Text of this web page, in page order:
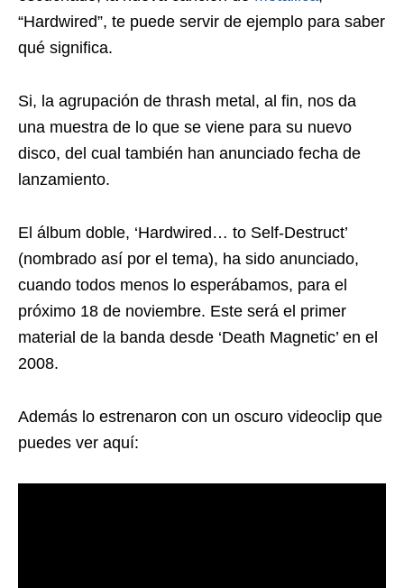
“Hardwired”, te puede servir de ejemplo para saber
qué significa.
Si, la agrupación de thrash metal, al fin, nos da
una muestra de lo que se viene para su nuevo
disco, del cual también han anunciado fecha de
lanzamiento.
El álbum doble, ‘Hardwired… to Self-Destruct’
(nombrado así por el tema), ha sido anunciado,
cuando todos menos lo esperábamos, para el
próximo 18 de noviembre. Este será el primer
material de la banda desde ‘Death Magnetic’ en el
2008.
Además lo estrenaron con un oscuro videoclip que
puedes ver aquí: